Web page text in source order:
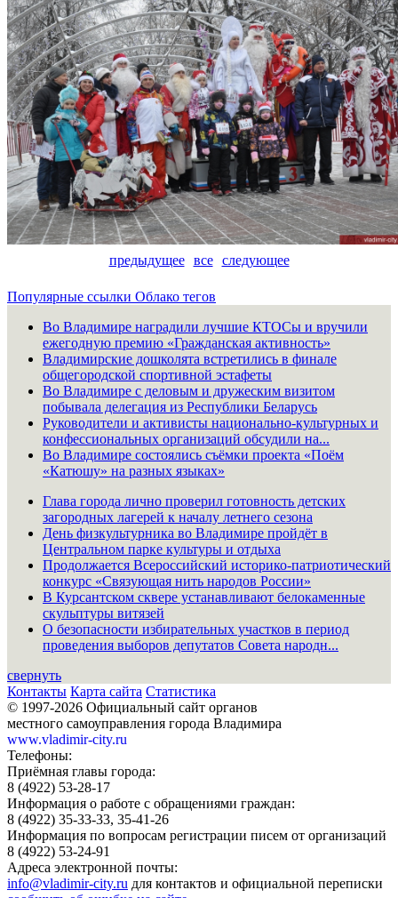
предыдущее все следующее
Популярные ссылки Облако тегов
Во Владимире наградили лучшие КТОСы и вручили
ежегодную премию «Гражданская активность»
Владимирские дошколята встретились в финале
общегородской спортивной эстафеты
Во Владимире с деловым и дружеским визитом
побывала делегация из Республики Беларусь
Руководители и активисты национально-культурных и
конфессиональных организаций обсудили на...
Во Владимире состоялись съёмки проекта «Поём
«Катюшу» на разных языках»
Глава города лично проверил готовность детских
загородных лагерей к началу летнего сезона
День физкультурника во Владимире пройдёт в
Центральном парке культуры и отдыха
Продолжается Всероссийский историко-патриотический
конкурс «Связующая нить народов России»
В Курсантском сквере устанавливают белокаменные
скульптуры витязей
О безопасности избирательных участков в период
проведения выборов депутатов Совета народн...
свернуть
Контакты Карта сайта Статистика
© 1997-2026 Официальный сайт органов
местного самоуправления города Владимира
www.vladimir-city.ru
Телефоны:
Приёмная главы города:
8 (4922) 53-28-17
Информация о работе с обращениями граждан:
8 (4922) 35-33-33, 35-41-26
Информация по вопросам регистрации писем от организаций
8 (4922) 53-24-91
Адреса электронной почты:
info@vladimir-city.ru для контактов и официальной переписки